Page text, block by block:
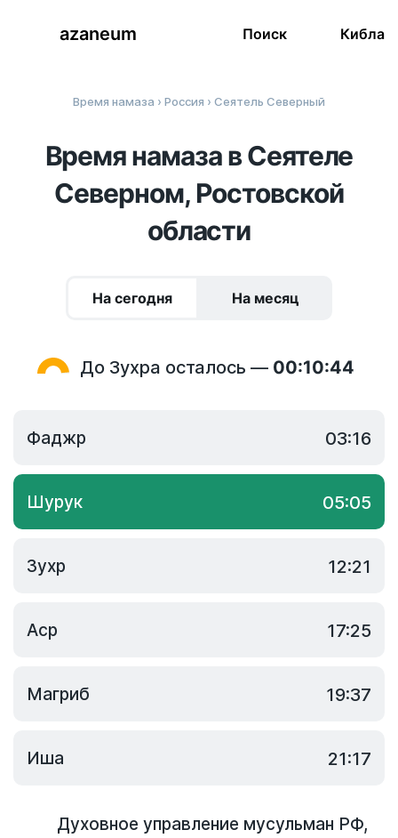
azaneum Поиск Кибла
Время намаза › Россия › Сеятель Северный
Время намаза в Сеятеле
Северном, Ростовской
области
На сегодня На месяц
До Зухра осталось — 00:10:43
Фаджр 03:16
Шурук 05:05
Зухр 12:21
Аср 17:25
Магриб 19:37
Иша 21:17
Духовное управление мусульман РФ,